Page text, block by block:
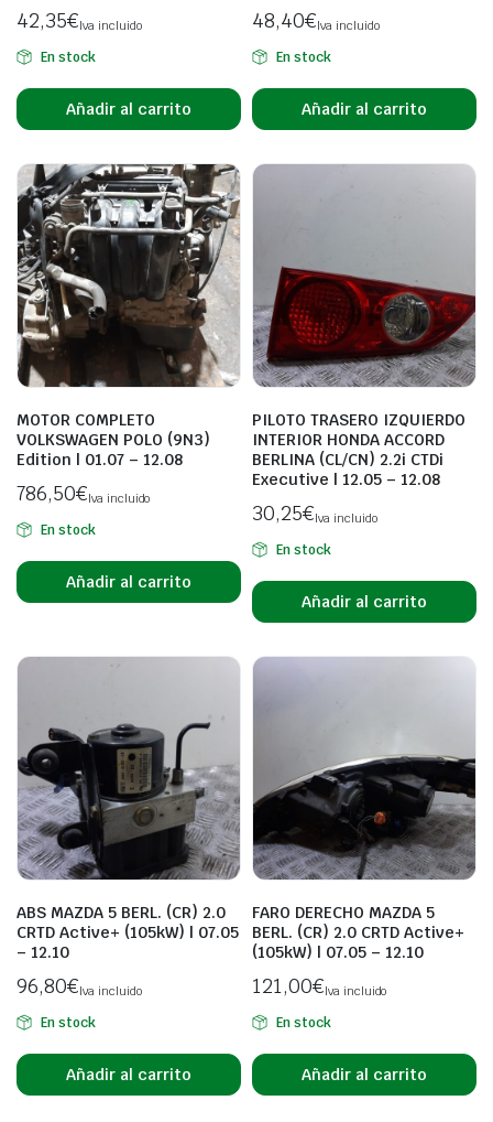
42,35€Iva incluido
En stock
Añadir al carrito
48,40€Iva incluido
En stock
Añadir al carrito
MOTOR COMPLETO
VOLKSWAGEN POLO (9N3)
Edition | 01.07 – 12.08
786,50€Iva incluido
En stock
Añadir al carrito
PILOTO TRASERO IZQUIERDO
INTERIOR HONDA ACCORD
BERLINA (CL/CN) 2.2i CTDi
Executive | 12.05 – 12.08
30,25€Iva incluido
En stock
Añadir al carrito
ABS MAZDA 5 BERL. (CR) 2.0
CRTD Active+ (105kW) | 07.05
– 12.10
96,80€Iva incluido
En stock
Añadir al carrito
FARO DERECHO MAZDA 5
BERL. (CR) 2.0 CRTD Active+
(105kW) | 07.05 – 12.10
121,00€Iva incluido
En stock
Añadir al carrito